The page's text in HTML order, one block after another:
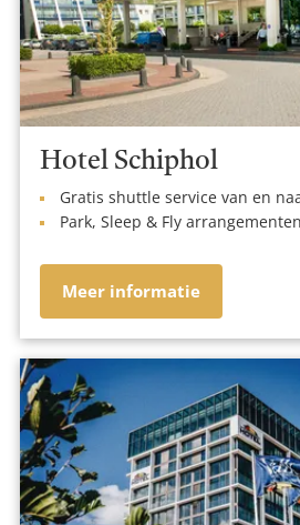
Hotel Schiphol
Gratis shuttle service van en
Park, Sleep & Fly arrangementen
Meer informatie